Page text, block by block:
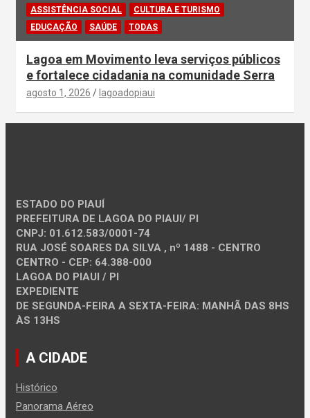
ASSISTÊNCIA SOCIAL
CULTURA E TURISMO
EDUCAÇÃO
SAÚDE TODAS
Lagoa em Movimento leva serviços públicos
e fortalece cidadania na comunidade Serra
agosto 1, 2026 lagoadopiaui
ESTADO DO PIAUÍ
PREFEITURA DE LAGOA DO PIAUI/ PI
CNPJ: 01.612.583/0001-74
RUA JOSÉ SOARES DA SILVA , nº 1488 - CENTRO
CENTRO - CEP: 64.388-000
LAGOA DO PIAUI / PI
EXPEDIENTE
DE SEGUNDA-FEIRA A SEXTA-FEIRA: MANHÃ DAS 8HS
ÀS 13HS
A CIDADE
Histórico
Panorama Aéreo